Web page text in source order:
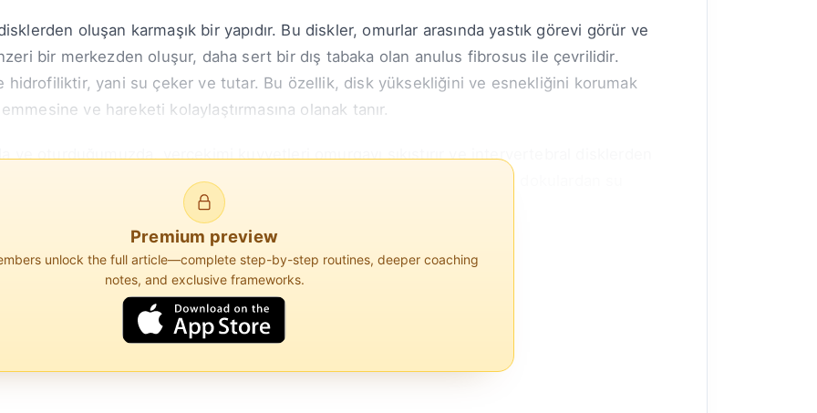
oluşan karmaşık bir yapıdır. Bu diskler, omurlar arasında yastık görevi görür ve
bir merkezden oluşur, daha sert bir dış tabaka olan anulus fibrosus ile çevrilidir.
hidrofiliktir, yani su çeker ve tutar. Bu özellik, disk yüksekliğini ve esnekliğini korumak
ve hareketi kolaylaştırmasına olanak tanır.
oturduğumuzda, yerçekimi kuvvetleri omurgayı sıkıştırır ve intervertebral disklerden
olur. Gece, uzandığımızda bu kuvvetler hafifler ve disklerin çevre dokulardan su
Premium preview
unlock the full article—complete step-by-step routines, deeper coaching
notes, and exclusive frameworks.